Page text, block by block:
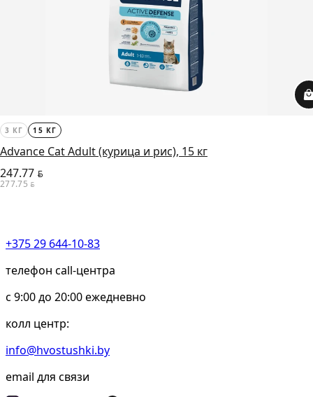
3 КГ 15 КГ
Advance Cat Adult (курица и рис), 15 кг
247.77 BYN
277.75 BYN
+375 29 644-10-83
телефон call-центра
c 9:00 до 20:00 ежедневно
колл центр:
info@hvostushki.by
email для связи